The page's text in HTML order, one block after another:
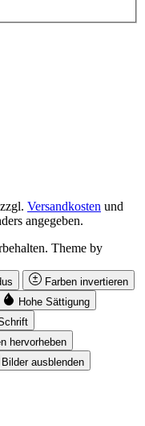
Versandkosten und
angegeben.
Theme by
Farben invertieren
Hohe Sättigung
hervorheben
Bilder ausblenden